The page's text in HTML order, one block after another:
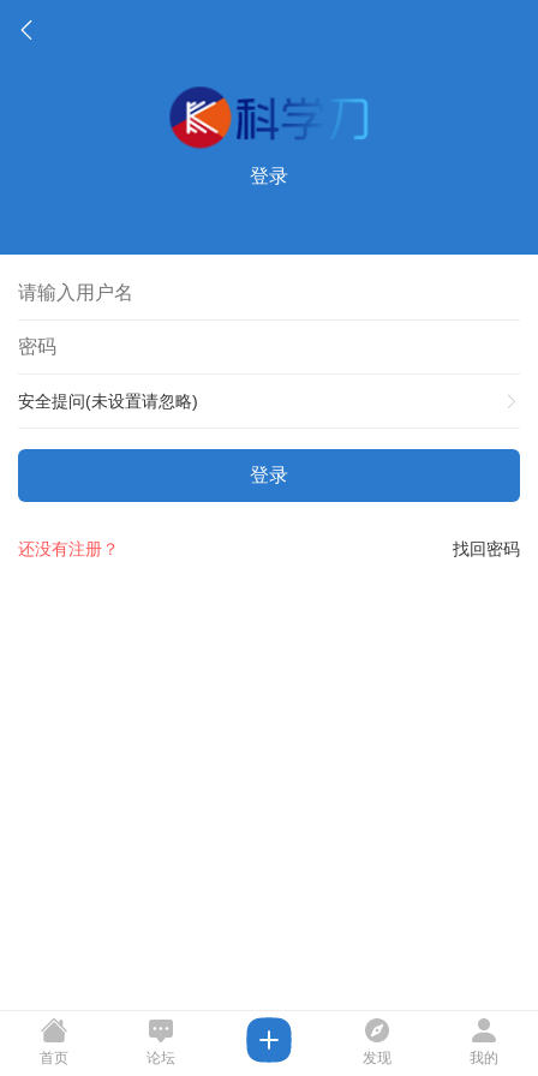
登录
安全提问(未设置请忽略)
登录
找回密码
还没有注册？
首页 论坛 发现 我的